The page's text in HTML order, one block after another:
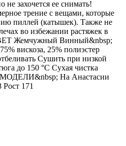
захочется ее снимать!
трение с вещами, которые
пиллей (катышек). Также не
во избежании растяжек в
Жемчужный Винный&nbsp;
вискоза, 25% полиэстер
Сушить при низкой
до 150 °C Сухая чистка
На Анастасии
171